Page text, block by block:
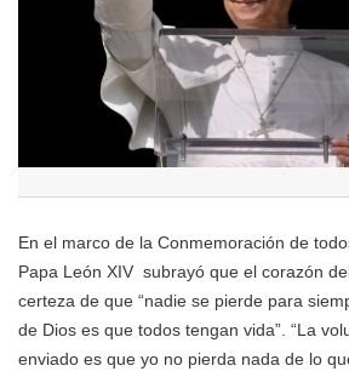
En el marco de la Conmemoración de
Papa León XIV subrayó que el corazón
certeza de que “nadie se pierde para
de Dios es que todos tengan vida”. “La
enviado es que yo no pierda nada de lo